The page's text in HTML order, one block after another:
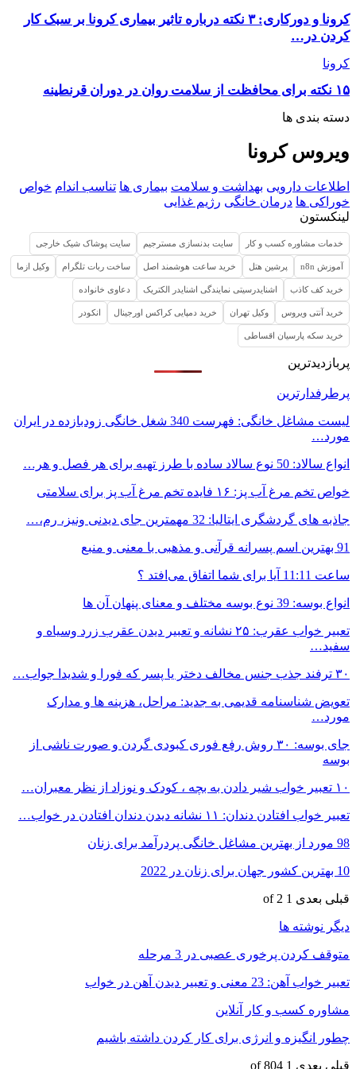
کرونا و دورکاری: ۳ نکته درباره تاثیر بیماری کرونا بر سبک کار
کردن در…
کرونا
۱۵ نکته برای محافظت از سلامت روان در دوران قرنطینه
دسته بندی ها
ویروس کرونا
اطلاعات دارویی بهداشت و سلامت بیماری ها تناسب اندام خواص
خوراکی ها درمان خانگی رژیم غذایی
لینکستون
خدمات مشاوره کسب و کار سایت بدنسازی مسترجیم سایت پوشاک شیک خارجی
آموزش n8n پرشین هتل خرید ساعت هوشمند اصل ساخت ربات تلگرام وکیل ازما
خرید کف کاذب اشنایدرسیتی نمایندگی اشنایدر الکتریک دعاوی خانواده
خرید آنتی ویروس وکیل تهران خرید دمپایی کراکس اورجینال انکودر
خرید سکه پارسیان اقساطی
پربازدیدترین
پرطرفدارترین
لیست مشاغل خانگی: فهرست 340 شغل خانگی زودبازده در ایران
مورد…
انواع سالاد: 50 نوع سالاد ساده با طرز تهیه برای هر فصل و هر…
خواص تخم مرغ آب پز: ۱۶ فایده تخم مرغ آب پز برای سلامتی
جاذبه های گردشگری ایتالیا: 32 مهمترین جای دیدنی ونیز، رم،…
91 بهترین اسم پسرانه قرآنی و مذهبی با معنی و منبع
ساعت 11:11 آیا برای شما اتفاق می‌افتد ؟
انواع بوسه: 39 نوع بوسه مختلف و معنای پنهان آن ها
تعبیر خواب عقرب: ۲۵ نشانه و تعبیر دیدن عقرب زرد وسیاه و
سفید…
۳۰ ترفند جذب جنس مخالف دختر یا پسر که فورا و شدیدا جواب…
تعویض شناسنامه قدیمی به جدید: مراحل، هزینه ها و مدارک
مورد…
جای بوسه: ۳۰ روش رفع فوری کبودی گردن و صورت ناشی از
بوسه
۱۰ تعبیر خواب شیر دادن به بچه ، کودک و نوزاد از نظر معبران…
تعبیر خواب افتادن دندان: ۱۱ نشانه دیدن دندان افتادن در خواب…
98 مورد از بهترین مشاغل خانگی پردرآمد برای زنان
10 بهترین کشور جهان برای زنان در 2022
قبلی بعدی 1 of 2
دیگر نوشته ها
متوقف کردن پرخوری عصبی در 3 مرحله
تعبیر خواب آهن: 23 معنی و تعبیر دیدن آهن در خواب
مشاوره کسب و کار آنلاین
چطور انگیزه و انرژی برای کار کردن داشته باشیم
قبلی بعدی 1 of 804